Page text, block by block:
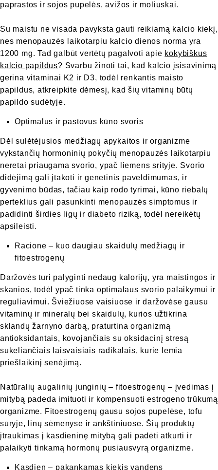
paprastos ir sojos pupelės, avižos ir moliuskai.
Su maistu ne visada pavyksta gauti reikiamą kalcio kiekį,
nes menopauzės laikotarpiu kalcio dienos norma yra
1200 mg. Tad galbūt vertėtų pagalvoti apie kokybiškus
kalcio papildus? Svarbu žinoti tai, kad kalcio įsisavinimą
gerina vitaminai K2 ir D3, todėl renkantis maisto
papildus, atkreipkite dėmesį, kad šių vitaminų būtų
papildo sudėtyje.
Optimalus ir pastovus kūno svoris
Dėl sulėtėjusios medžiagų apykaitos ir organizme
vykstančių hormoninių pokyčių menopauzės laikotarpiu
neretai priaugama svorio, ypač liemens srityje. Svorio
didėjimą gali įtakoti ir genetinis paveldimumas, ir
gyvenimo būdas, tačiau kaip rodo tyrimai, kūno riebalų
perteklius gali pasunkinti menopauzės simptomus ir
padidinti širdies ligų ir diabeto riziką, todėl nereikėtų
apsileisti.
Racione – kuo daugiau skaidulų medžiagų ir
fitoestrogenų
Daržovės turi palyginti nedaug kalorijų, yra maistingos ir
skanios, todėl ypač tinka optimalaus svorio palaikymui ir
reguliavimui. Šviežiuose vaisiuose ir daržovėse gausu
vitaminų ir mineralų bei skaidulų, kurios užtikrina
sklandų žarnyno darbą, praturtina organizmą
antioksidantais, kovojančiais su oksidacinį stresą
sukeliančiais laisvaisiais radikalais, kurie lemia
priešlaikinį senėjimą.
Natūralių augalinių junginių – fitoestrogenų – įvedimas į
mitybą padeda imituoti ir kompensuoti estrogeno trūkumą
organizme. Fitoestrogenų gausu sojos pupelėse, tofu
sūryje, linų sėmenyse ir ankštiniuose. Šių produktų
įtraukimas į kasdieninę mitybą gali padėti atkurti ir
palaikyti tinkamą hormonų pusiausvyrą organizme.
Kasdien – pakankamas kiekis vandens